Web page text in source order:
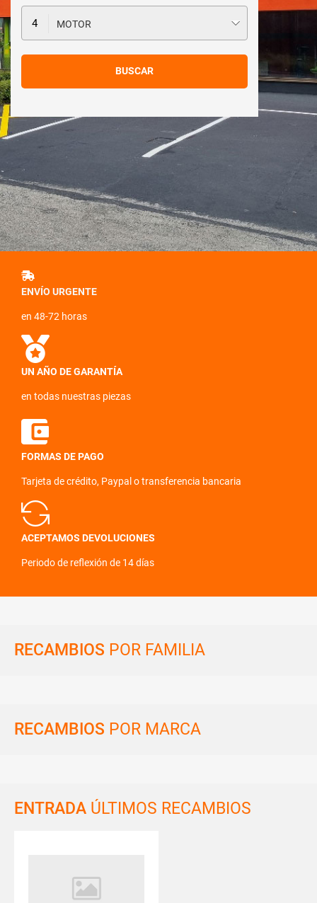
MOTOR
ENVÍO URGENTE
en 48-72 horas
UN AÑO DE GARANTÍA
en todas nuestras piezas
FORMAS DE PAGO
Tarjeta de crédito, Paypal o transferencia bancaria
ACEPTAMOS DEVOLUCIONES
Periodo de reflexión de 14 días
RECAMBIOS POR FAMILIA
RECAMBIOS POR MARCA
ENTRADA ÚLTIMOS RECAMBIOS